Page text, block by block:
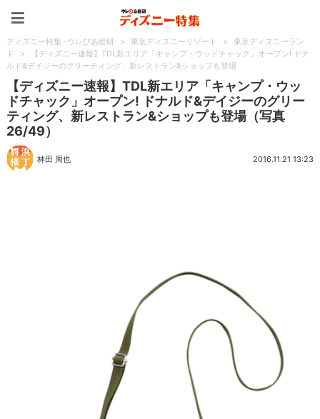
ディズニー特集 -ウレぴあ総研 > 東京ディズニーリゾート >
東京ディズニーラン
ド
>
【ディズニー速報】TDL新エリア「キャンプ・ウッドチャック」オープン! ドナ
ルド&デイジーのグリーティング、新レストラン&ショップも登場
【ディズニー速報】TDL新エリア「キャンプ・ウッ
ドチャック」オープン! ドナルド&デイジーのグリー
ティング、新レストラン&ショップも登場（写真
26/49）
林田 周也 2016.11.21 13:23